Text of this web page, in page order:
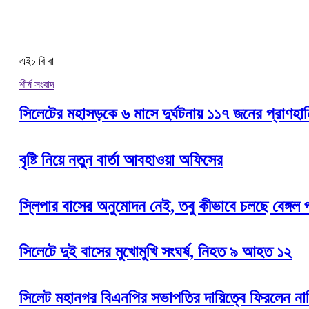
এইচ বি বা
শীর্ষ সংবাদ
সিলেটের মহাসড়কে ৬ মাসে দুর্ঘটনায় ১১৭ জনের
বৃষ্টি নিয়ে নতুন বার্তা আবহাওয়া অফিসের
স্লিপার বাসের অনুমোদন নেই, তবু কীভাবে চলছে বেঙ্গল
সিলেটে দুই বাসের মুখোমুখি সংঘর্ষ, নিহত ৯ আহত ১২
সিলেট মহানগর বিএনপির সভাপতির দায়িত্বে ফিরলেন